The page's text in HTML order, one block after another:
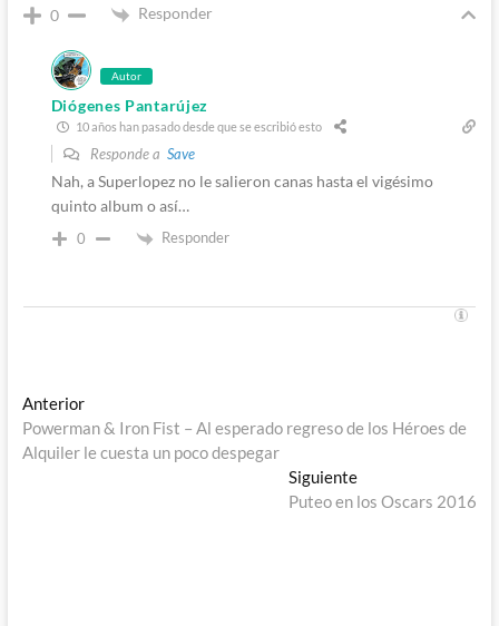
0 Responder
Autor
Diógenes Pantarújez
10 años han pasado desde que se escribió esto
Responde a Save
Nah, a Superlopez no le salieron canas hasta el vigésimo
quinto album o así…
0 Responder
Navegación
de
AnteriorEntrada
anterior:
Powerman & Iron Fist – Al esperado regreso de los Héroes de
Alquiler le cuesta un poco despegar
SiguienteEntrada
siguiente:
Puteo en los Oscars 2016